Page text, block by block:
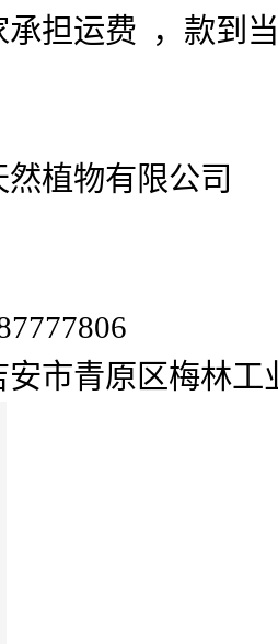
承担运费 ，款到
植物有限公司
市青原区梅林工